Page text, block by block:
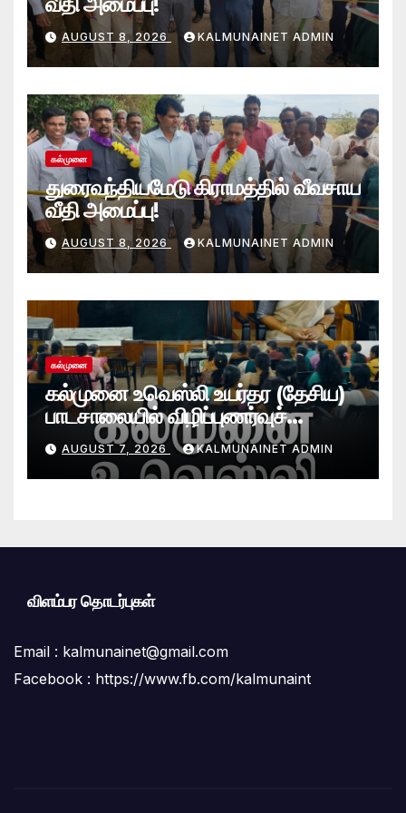
AUGUST 8, 2026 KALMUNAINET ADMIN
கல்முனை
துரைவந்தியமேடு கிராமத்தில் வீவசாய
வீதி அமைப்பு!
AUGUST 8, 2026 KALMUNAINET ADMIN
கல்முனை
கல்முனை உவெஸ்லி உயர்தர (தேசிய)
பாடசாலையில் விழிப்புணர்வுச்
செயலமர்வு
AUGUST 7, 2026 KALMUNAINET ADMIN
விளம்பர தொடர்புகள்
Email : kalmunainet@gmail.com
Facebook : https://www.fb.com/kalmunaint